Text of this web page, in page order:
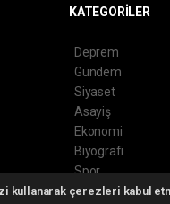
çerezleri kabul
KATEGORİLER
Deprem
Gündem
Siyaset
Asayiş
Ekonomi
Biyografi
Spor
Edebiyat